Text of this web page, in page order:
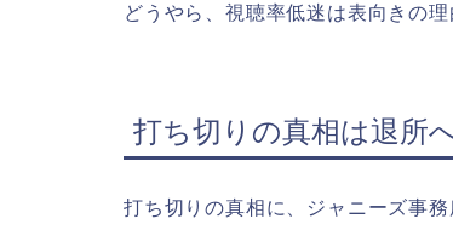
どうやら、視聴率低迷は表向きの
打ち切りの真相は退所
打ち切りの真相に、ジャニーズ事